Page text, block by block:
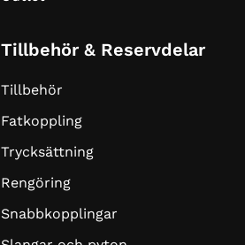
Tillbehör & Reservdelar
Tillbehör
Fatkoppling
Trycksättning
Rengöring
Snabbkopplingar